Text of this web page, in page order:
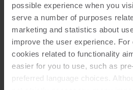
possible experience when you
serve a number of purposes
marketing and statistics about
improve the user experience.
cookies related to functionality
easier for you to use, such as
preferred language choices.
Asiakirjat